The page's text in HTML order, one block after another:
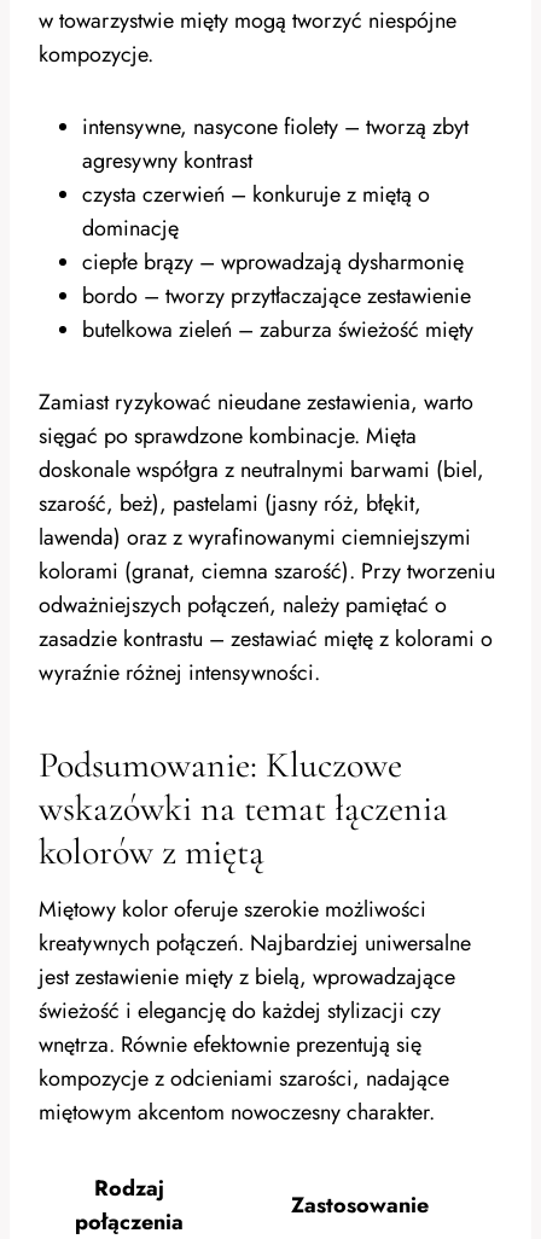
w towarzystwie mięty mogą tworzyć niespójne
kompozycje.
intensywne, nasycone fiolety – tworzą zbyt
agresywny kontrast
czysta czerwień – konkuruje z miętą o
dominację
ciepłe brązy – wprowadzają dysharmonię
bordo – tworzy przytłaczające zestawienie
butelkowa zieleń – zaburza świeżość mięty
Zamiast ryzykować nieudane zestawienia, warto
sięgać po sprawdzone kombinacje. Mięta
doskonale współgra z neutralnymi barwami (biel,
szarość, beż), pastelami (jasny róż, błękit,
lawenda) oraz z wyrafinowanymi ciemniejszymi
kolorami (granat, ciemna szarość). Przy tworzeniu
odważniejszych połączeń, należy pamiętać o
zasadzie kontrastu – zestawiać miętę z kolorami o
wyraźnie różnej intensywności.
Podsumowanie: Kluczowe
wskazówki na temat łączenia
kolorów z miętą
Miętowy kolor oferuje szerokie możliwości
kreatywnych połączeń. Najbardziej uniwersalne
jest zestawienie mięty z bielą, wprowadzające
świeżość i elegancję do każdej stylizacji czy
wnętrza. Równie efektownie prezentują się
kompozycje z odcieniami szarości, nadające
miętowym akcentom nowoczesny charakter.
Rodzaj
połączenia
Zastosowanie